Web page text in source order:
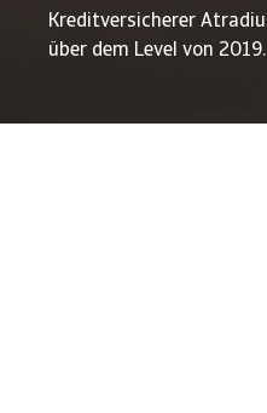
Kreditversicherer
über dem Level von 2019.